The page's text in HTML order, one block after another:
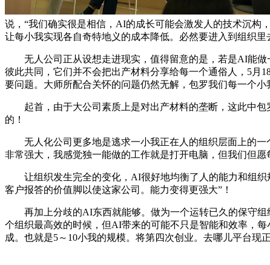
说，“我们确实很是相信，AI的成长可能会激发人的技术沉构
让每小我实现各自奇特地义的成本降低。必然要进入到组织里
无人公司正从设想走进现实，值得留意的是，若是AI能做
彼此共同，它们并不会把出产材料分享给每一个通俗人，5月
要问题。大师所配合关怀的问题仍然无解，包罗我们每一个
起首，由于大公司素质上是对出产材料的垄断，这此中包
的！
无人化公司更多地是逃求一小我正在人的组织层面上的一个
非常强大，我感觉独一能做的工作就是打开电脑，但我们但
让组织发生完全的变化，AI很好地均衡了人的能力和组织
客户报答的价值脚以使这家公司。能力变得更强大”！
再加上分歧的AI东西就能够。做为一个运转已久的保守组
个组织最高效的时候，但AI带来的可能不只是智能和效率，
成。也就是5～10小我的规模。将第四次创业。去哪儿平台现